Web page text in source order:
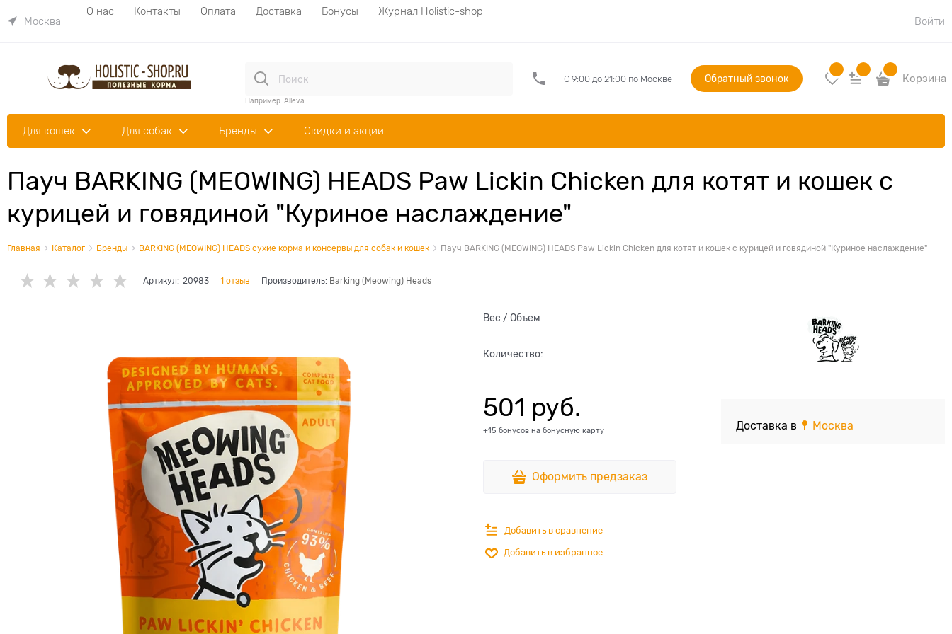
Москва
О нас Контакты Оплата Доставка Бонусы
Журнал Holistic-shop
Войти
Например: Alleva
С 9:00 до 21:00 по Москве Обратный звонок Корзина
Для кошек Для собак Бренды Скидки и акции
Пауч BARKING (MEOWING) HEADS Paw Lickin Chicken для котят и кошек с
курицей и говядиной "Куриное наслаждение"
Главная Каталог Бренды BARKING (MEOWING) HEADS сухие корма и консервы для собак и кошек Пауч BARKING (MEOWING) HEADS Paw Lickin Chicken для котят и кошек с курицей и говядиной "Куриное наслаждение"
Артикул: 20983 1 отзыв Производитель: Barking (Meowing) Heads
Вес / Объем
Количество:
501 руб.
+15 бонусов на бонусную карту
Оформить предзаказ
Добавить в сравнение
Добавить в избранное
Доставка в Москва